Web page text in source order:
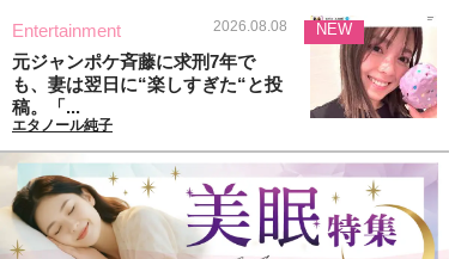
Entertainment 2026.08.08
元ジャンポケ斉藤に求刑7年で
も、妻は翌日に“楽しすぎた“と投
稿。「...
エタノール純子
NEW